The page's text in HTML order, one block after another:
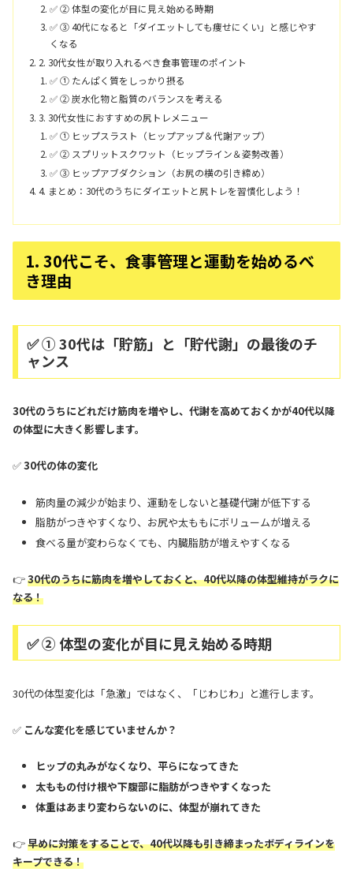
✅ ② 体型の変化が目に見え始める時期
✅ ③ 40代になると「ダイエットしても痩せにくい」と感じやす
くなる
2. 30代女性が取り入れるべき食事管理のポイント
✅ ① たんぱく質をしっかり摂る
✅ ② 炭水化物と脂質のバランスを考える
3. 30代女性におすすめの尻トレメニュー
✅ ① ヒップスラスト（ヒップアップ＆代謝アップ）
✅ ② スプリットスクワット（ヒップライン＆姿勢改善）
✅ ③ ヒップアブダクション（お尻の横の引き締め）
4. まとめ：30代のうちにダイエットと尻トレを習慣化しよう！
1. 30代こそ、食事管理と運動を始めるべ
き理由
✅ ① 30代は「貯筋」と「貯代謝」の最後のチ
ャンス
30代のうちにどれだけ筋肉を増やし、代謝を高めておくかが40代以降
の体型に大きく影響します。
✅30代の体の変化
筋肉量の減少が始まり、運動をしないと基礎代謝が低下する
脂肪がつきやすくなり、お尻や太ももにボリュームが増える
食べる量が変わらなくても、内臓脂肪が増えやすくなる
👉30代のうちに筋肉を増やしておくと、40代以降の体型維持がラクに
なる！
✅ ② 体型の変化が目に見え始める時期
30代の体型変化は「急激」ではなく、「じわじわ」と進行します。
✅ こんな変化を感じていませんか？
ヒップの丸みがなくなり、平らになってきた
太ももの付け根や下腹部に脂肪がつきやすくなった
体重はあまり変わらないのに、体型が崩れてきた
👉早めに対策をすることで、40代以降も引き締まったボディラインを
キープできる！